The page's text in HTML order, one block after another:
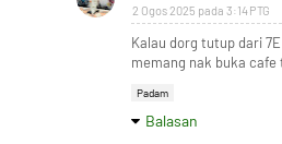
2 Ogos 2025 pada 3:14 PTG
Kalau dorg tutup dari
memang nak buka cafe
Padam
Balasan